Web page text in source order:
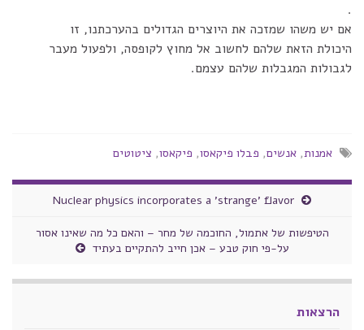
.
אם יש משהו שמזכה את היוצרים הגדולים בהערכתנו, זו
היכולת הזאת שלהם לחשוב אל מחוץ לקופסה, ולפעול מעבר
לגבולות המגבלות שלהם עצמם.
אמנות, אנשים, פבלו פיקאסו, פיקאסו, ציטוטים
Nuclear physics incorporates a 'strange' flavor
הטיפשות של אתמול, החוכמה של מחר – והאם כל מה שאינו אסור
על-פי חוק טבע – אכן חייב להתקיים בעתיד
הרצאות